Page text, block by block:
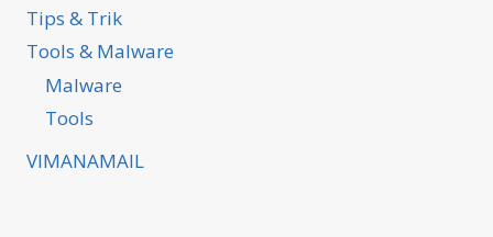
Tips & Trik
Tools & Malware
Malware
Tools
VIMANAMAIL